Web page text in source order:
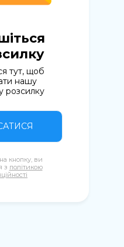
тут, щоб
нашу
розсилку
кнопку, ви
з політикою